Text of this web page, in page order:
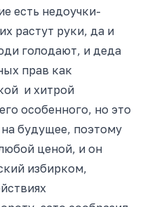
есть недоучки-
растут руки, да и
голодают, и деда
прав как
и хитрой
особенного, но это
будущее, поэтому
ценой, и он
избирком,